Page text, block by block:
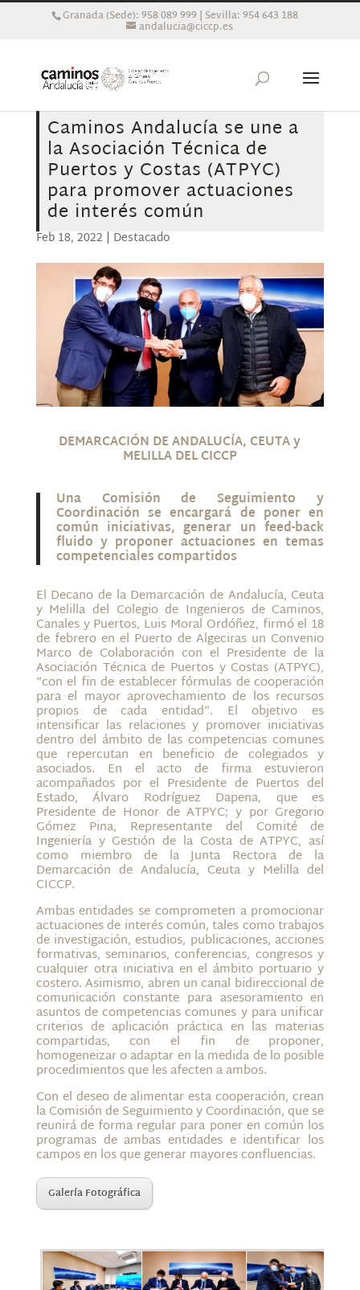
Granada (Sede): 958 089 999 | Sevilla: 954 643 188
andalucia@ciccp.es
Caminos Andalucía se une a
la Asociación Técnica de
Puertos y Costas (ATPYC)
para promover actuaciones
de interés común
Feb 18, 2022 | Destacado
DEMARCACIÓN DE ANDALUCÍA, CEUTA y
MELILLA DEL CICCP
Una Comisión de Seguimiento y
Coordinación se encargará de poner en
común iniciativas, generar un feed-back
fluido y proponer actuaciones en temas
competenciales compartidos
El Decano de la Demarcación de Andalucía, Ceuta
y Melilla del Colegio de Ingenieros de Caminos,
Canales y Puertos, Luis Moral Ordóñez, firmó el 18
de febrero en el Puerto de Algeciras un Convenio
Marco de Colaboración con el Presidente de la
Asociación Técnica de Puertos y Costas (ATPYC),
“con el fin de establecer fórmulas de cooperación
para el mayor aprovechamiento de los recursos
propios de cada entidad”. El objetivo es
intensificar las relaciones y promover iniciativas
dentro del ámbito de las competencias comunes
que repercutan en beneficio de colegiados y
asociados. En el acto de firma estuvieron
acompañados por el Presidente de Puertos del
Estado, Álvaro Rodríguez Dapena, que es
Presidente de Honor de ATPYC; y por Gregorio
Gómez Pina, Representante del Comité de
Ingeniería y Gestión de la Costa de ATPYC, así
como miembro de la Junta Rectora de la
Demarcación de Andalucía, Ceuta y Melilla del
CICCP.
Ambas entidades se comprometen a promocionar
actuaciones de interés común, tales como trabajos
de investigación, estudios, publicaciones, acciones
formativas, seminarios, conferencias, congresos y
cualquier otra iniciativa en el ámbito portuario y
costero. Asimismo, abren un canal bidireccional de
comunicación constante para asesoramiento en
asuntos de competencias comunes y para unificar
criterios de aplicación práctica en las materias
compartidas, con el fin de proponer,
homogeneizar o adaptar en la medida de lo posible
procedimientos que les afecten a ambos.
Con el deseo de alimentar esta cooperación, crean
la Comisión de Seguimiento y Coordinación, que se
reunirá de forma regular para poner en común los
programas de ambas entidades e identificar los
campos en los que generar mayores confluencias.
Galería Fotográfica